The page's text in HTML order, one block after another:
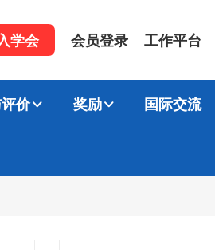
学会 会员登录 工作平台
价 奖励 国际交流